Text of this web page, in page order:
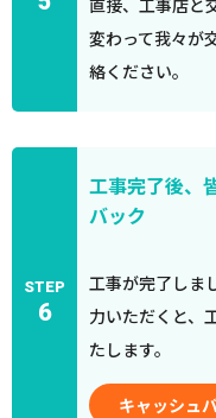
直接、工事店と
変わって我々が
絡ください。
STEP
6
工事完了後、
バック
工事が完了しま
力いただくと、
たします。
キャッシュ